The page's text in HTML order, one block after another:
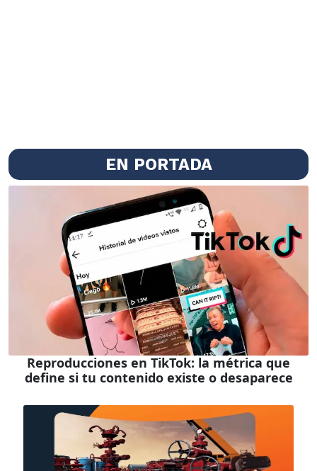
EN PORTADA
Reproducciones en TikTok: la métrica que
define si tu contenido existe o desaparece